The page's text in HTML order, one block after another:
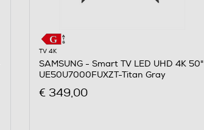
TV 4K
SAMSUNG - Smart TV LED UHD 4K 50"
UE50U7000FUXZT-Titan Gray
€ 349,00